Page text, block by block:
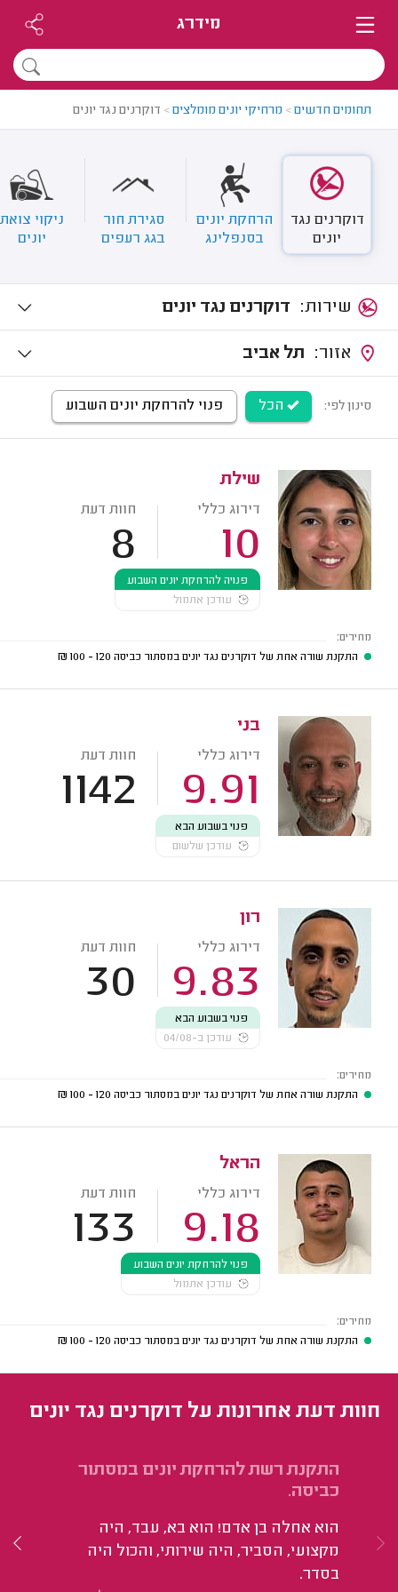
מידרג
תחומים חדשים> מרחיקי יונים מומלצים> דוקרנים נגד יונים
דוקרנים נגד
יונים
הרחקת יונים
בסנפלינג
סגירת חור
בגג רעפים
ניקוי צואת
יונים
דוקרנים נגד יונים
תל אביב
סינון לפי: הכל פנוי להרחקת יונים השבוע
שילת
דירוג כללי
10
חוות דעת
8
פנויה להרחקת יונים השבוע
עודכן אתמול
מחירים:
התקנת שורה אחת של דוקרנים נגד יונים במסתור כביסה 120 - 100
₪
בני
דירוג כללי
9.91
חוות דעת
1142
פנוי בשבוע הבא
עודכן שלשום
רון
דירוג כללי
9.83
חוות דעת
30
פנוי בשבוע הבא
עודכן ב-04/08
מחירים:
התקנת שורה אחת של דוקרנים נגד יונים במסתור כביסה 120 - 100
₪
הראל
דירוג כללי
9.18
חוות דעת
133
פנוי להרחקת יונים השבוע
עודכן אתמול
מחירים:
התקנת שורה אחת של דוקרנים נגד יונים במסתור כביסה 120 - 100
₪
חוות דעת אחרונות על דוקרנים נגד יונים
התקנת רשת להרחקת יונים במסתור
כביסה.
הוא אחלה בן אדם! הוא בא, עבד, היה
מקצועי, הסביר, היה שירותי, והכול היה
בסדר.